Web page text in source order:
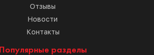
Отзывы
Новости
Контакты
Популярные разделы